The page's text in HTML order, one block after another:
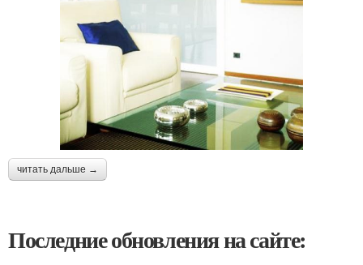
читать дальше →
Последние обновления на сайте: